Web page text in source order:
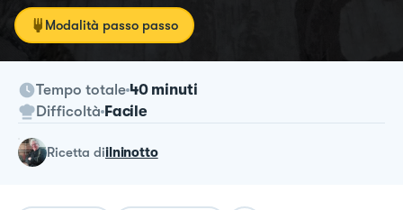
Modalità passo passo
Tempo totale 40 minuti
Difficoltà Facile
ricetta diilninotto